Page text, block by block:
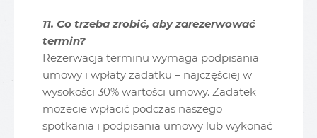
11. Co trzeba zrobić, aby zarezerwować
termin?
Rezerwacja terminu wymaga podpisania
umowy i wpłaty zadatku – najczęściej w
wysokości 30% wartości umowy. Zadatek
możecie wpłacić podczas naszego
spotkania i podpisania umowy lub wykonać